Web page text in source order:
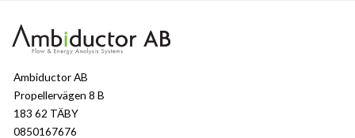
Ambiductor AB
Propellervägen 8 B
183 62 TÄBY
0850167676